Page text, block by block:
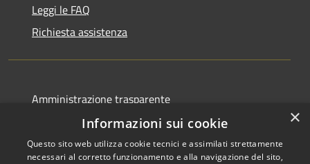
Leggi le FAQ
Richiesta assistenza
Amministrazione trasparente
Albo pretorio
Informativa privacy
×
Informazioni sui cookie
Questo sito web utilizza cookie tecnici e assimilati strettamente
necessari al corretto funzionamento e alla navigazione del sito,